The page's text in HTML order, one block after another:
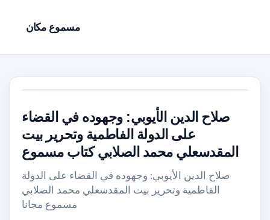
مسموع مكان
صلاح الدين الأيوبي: وجهوده في القضاء
على الدولة الفاطمية وتحرير بيت
المقدسعلي محمد الصلابي كتاب مسموع
صلاح الدين الأيوبي: وجهوده في القضاء على الدولة
الفاطمية وتحرير بيت المقدسعلي محمد الصلابي
مسموع مجانا